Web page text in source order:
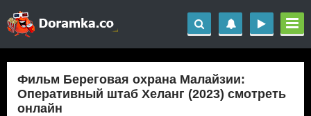
Фильм Береговая охрана Малайзии:
Оперативный штаб Хеланг (2023) смотреть
онлайн